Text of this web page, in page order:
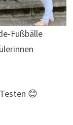
Fußbälle
😊